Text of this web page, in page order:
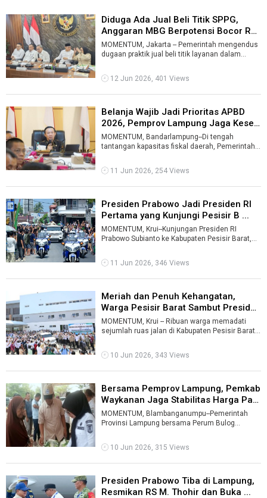
Diduga Ada Jual Beli Titik SPPG,
Anggaran MBG Berpotensi Bocor Rp
...
MOMENTUM, Jakarta -- Pemerintah mengendus
dugaan praktik jual beli titik layanan dalam
12 Jun 2026, 401 Views
Belanja Wajib Jadi Prioritas APBD
2026, Pemprov Lampung Jaga Kese
...
MOMENTUM, Bandarlampung--Di tengah
tantangan kapasitas fiskal daerah, Pemerintah
mengo ...
11 Jun 2026, 254 Views
Presiden Prabowo Jadi Presiden RI
Pertama yang Kunjungi Pesisir B ...
MOMENTUM, Krui--Kunjungan Presiden RI
Prabowo Subianto ke Kabupaten Pesisir Barat,
...
11 Jun 2026, 346 Views
Meriah dan Penuh Kehangatan,
Warga Pesisir Barat Sambut Presiden
...
MOMENTUM, Krui -- Ribuan warga memadati
sejumlah ruas jalan di Kabupaten Pesisir Barat,
10 Jun 2026, 343 Views
Bersama Pemprov Lampung, Pemkab
Waykanan Jaga Stabilitas Harga Pa
...
MOMENTUM, Blambanganumpu--Pemerintah
Provinsi Lampung bersama Perum Bulog
Pasar ...
10 Jun 2026, 315 Views
Presiden Prabowo Tiba di Lampung,
Resmikan RS M. Thohir dan Buka ...